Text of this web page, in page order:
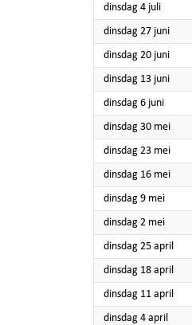
dinsdag 4 juli2023
dinsdag 27 juni2023
dinsdag 20 juni2023
dinsdag 13 juni2023
dinsdag 6 juni2023
dinsdag 30 mei2023
dinsdag 23 mei2023
dinsdag 16 mei2023
dinsdag 9 mei2023
dinsdag 2 mei2023
dinsdag 25 april
dinsdag 18 april
dinsdag 11 april
dinsdag 4 april